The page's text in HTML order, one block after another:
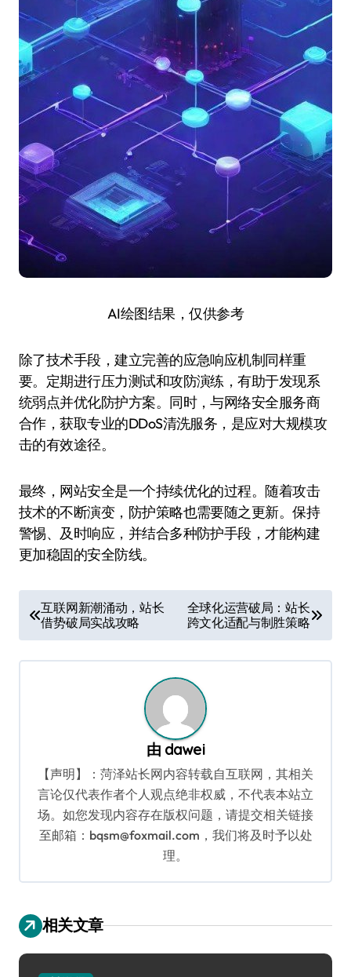
AI绘图结果，仅供参考
除了技术手段，建立完善的应急响应机制同样重
要。定期进行压力测试和攻防演练，有助于发现系
统弱点并优化防护方案。同时，与网络安全服务商
合作，获取专业的DDoS清洗服务，是应对大规模攻
击的有效途径。
最终，网站安全是一个持续优化的过程。随着攻击
技术的不断演变，防护策略也需要随之更新。保持
警惕、及时响应，并结合多种防护手段，才能构建
更加稳固的安全防线。
章
导
互联网新潮涌动，站长
借势破局实战攻略
全球化运营破局：站长
跨文化适配与制胜策略
由 dawei
【声明】：菏泽站长网内容转载自互联网，其相关
言论仅代表作者个人观点绝非权威，不代表本站立
场。如您发现内容存在版权问题，请提交相关链接
至邮箱：bqsm@foxmail.com，我们将及时予以处
理。
相关文章